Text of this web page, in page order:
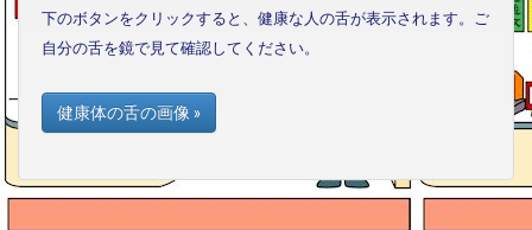
下のボタンをクリックすると、健康な人の舌が表示されます。ご
自分の舌を鏡で見て確認してください。
健康体の舌の画像 »